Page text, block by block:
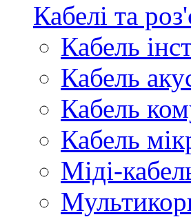
Кабелі та
Кабель
Кабель
Кабель
Кабель
Міді-